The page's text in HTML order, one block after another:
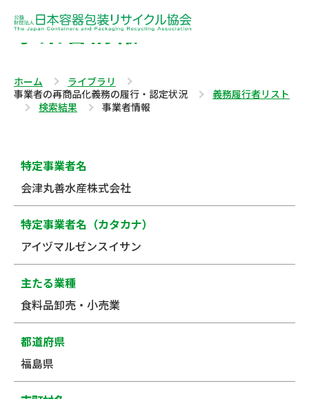
事業者情報
ホーム
ライブラリ
事業者の再商品化義務の履行・認定状況
義務履行者リスト
検索結果
事業者情報
特定事業者名
会津丸善水産株式会社
特定事業者名（カタカナ）
アイヅマルゼンスイサン
主たる業種
食料品卸売・小売業
都道府県
福島県